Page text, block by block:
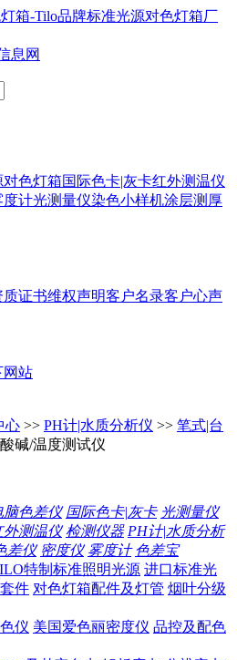
息网
色灯箱国际色卡|灰卡红外测温仪
度计光测量仪染色小样机涂层测厚
质证书维权声明客户名录客户心声
网站
心 >> PH计|水质分析仪 >> 笔式|台
碱/温度测试仪
脑色差仪 国际色卡|灰卡 光测量仪
外测温仪 检测仪器 PH计|水质分析
差仪 密度仪 雾度计 色差宝
特制标准照明光源 进口标准光
件 对色灯箱配件及灯管 烟叶分级
仪 美国爱色丽密度仪 品控及配色